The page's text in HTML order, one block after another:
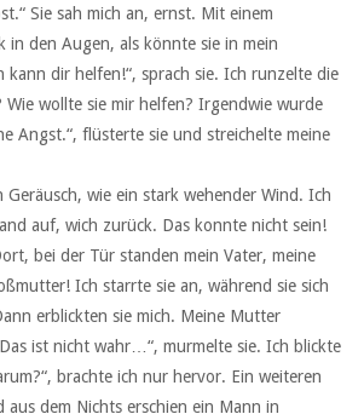
Sie sah mich an, ernst. Mit einem
in den Augen, als könnte sie in mein
kann dir helfen!“, sprach sie. Ich runzelte die
Wie wollte sie mir helfen? Irgendwie wurde
Angst.“, flüsterte sie und streichelte meine
Geräusch, wie ein stark wehender Wind. Ich
auf, wich zurück. Das konnte nicht sein!
bei der Tür standen mein Vater, meine
Ich starrte sie an, während sie sich
erblickten sie mich. Meine Mutter
ist nicht wahr…“, murmelte sie. Ich blickte
brachte ich nur hervor. Ein weiteren
aus dem Nichts erschien ein Mann in